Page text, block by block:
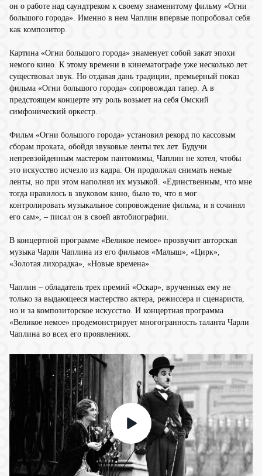
он о работе над саундтреком к своему знаменитому фильму «Огни
большого города». Именно в нем Чаплин впервые попробовал себя
как композитор.
Картина «Огни большого города» знаменует собой закат эпохи
немого кино. К этому времени в кинематографе уже несколько лет
существовал звук. Но отдавая дань традиции, премьерный показ
фильма «Огни большого города» сопровождал тапер. А в
предстоящем концерте эту роль возьмет на себя Омский
симфонический оркестр.
Фильм «Огни большого города» установил рекорд по кассовым
сборам проката, обойдя звуковые ленты тех лет. Будучи
непревзойденным мастером пантомимы, Чаплин не хотел, чтобы
это искусство исчезло из кадра. Он продолжал снимать немые
ленты, но при этом наполнял их музыкой. «Единственным, что мне
тогда нравилось в звуковом кино, было то, что я мог
контролировать музыкальное сопровождение фильма, и я сочинял
его сам», – писал он в своей автобиографии.
В концертной программе «Великое немое» прозвучит авторская
музыка Чарли Чаплина из его фильмов «Малыш», «Цирк»,
«Золотая лихорадка», «Новые времена».
Чаплин – обладатель трех премий «Оскар», врученных ему не
только за выдающееся мастерство актера, режиссера и сценариста,
но и за композиторское искусство. И концертная программа
«Великое немое» продемонстрирует многогранность таланта Чарли
Чаплина во всех его проявлениях.